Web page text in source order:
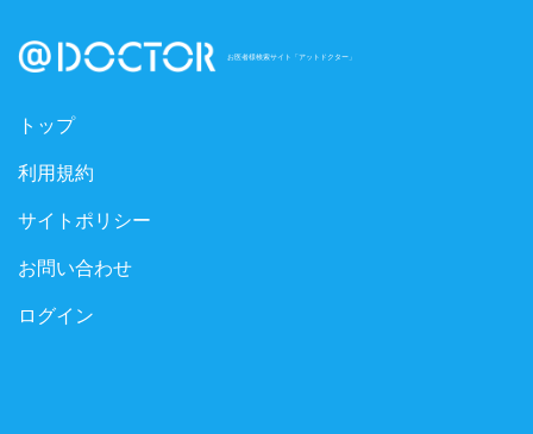
お医者様検索サイト「アットドクター」
トップ
利用規約
サイトポリシー
お問い合わせ
ログイン